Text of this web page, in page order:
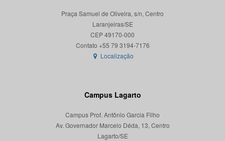
Praça Samuel de Oliveira, s/n, Centro
Laranjeiras/SE
CEP 49170-000
Localização
Campus Lagarto
Campus Prof. Antônio Garcia Filho
Av. Governador Marcelo Déda, 13, Centro
Lagarto/SE